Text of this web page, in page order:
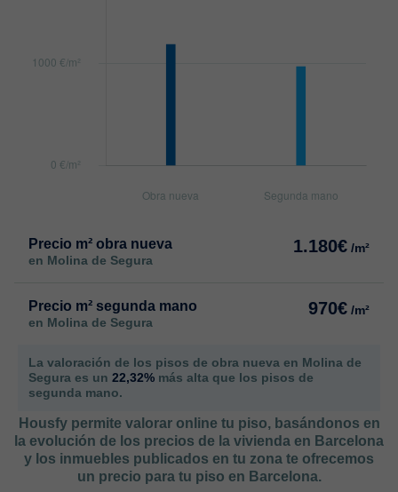
Precio m² obra nueva
en Molina de Segura
1.180€ /m²
Precio m² segunda mano
en Molina de Segura
970€ /m²
La valoración de los pisos de obra nueva en Molina de
Segura es un 22,32% más alta que los pisos de
segunda mano.
Housfy permite valorar online tu piso, basándonos en
la evolución de los precios de la vivienda en Barcelona
y los inmuebles publicados en tu zona te ofrecemos
un precio para tu piso en Barcelona.